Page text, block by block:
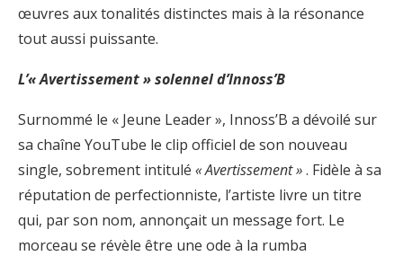
œuvres aux tonalités distinctes mais à la résonance
tout aussi puissante.
L’« Avertissement » solennel d’Innoss’B
Surnommé le « Jeune Leader », Innoss’B a dévoilé sur
sa chaîne YouTube le clip officiel de son nouveau
single, sobrement intitulé « Avertissement ». Fidèle à sa
réputation de perfectionniste, l’artiste livre un titre
qui, par son nom, annonçait un message fort. Le
morceau se révèle être une ode à la rumba